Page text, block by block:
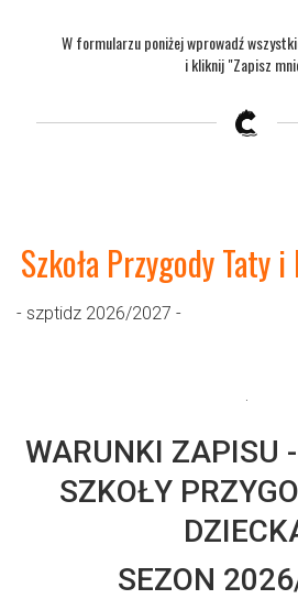
W formularzu poniżej wprowadź
i kliknij "Zapisz
Szkoła Przygody Taty
- szptidz 2026/2027 -
WARUNKI ZAPISU
SZKOŁY
SEZON